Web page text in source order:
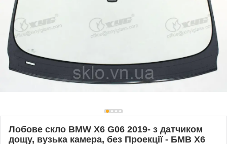
Лобове скло BMW X6 G06 2019- з датчиком
дощу, вузька камера, без Проекції - БМВ Х6